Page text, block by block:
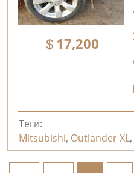
17,200
Теги:
Mitsubishi, Outlander XL,